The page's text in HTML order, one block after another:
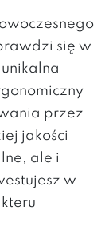
się w
przez
jakości
ale i
w